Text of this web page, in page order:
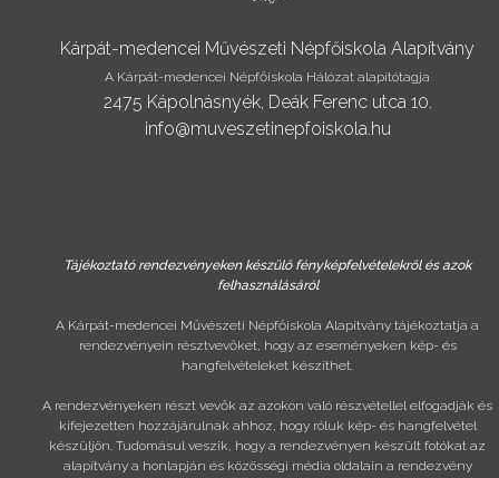
Kárpát-medencei Művészeti Népfőiskola Alapítvány
A Kárpát-medencei Népfőiskola Hálózat alapítótagja
2475 Kápolnásnyék, Deák Ferenc utca 10.
info@muveszetinepfoiskola.hu
Tájékoztató rendezvényeken készülő fényképfelvételekről és azok
felhasználásáról
A Kárpát-medencei Művészeti Népfőiskola Alapítvány tájékoztatja a
rendezvényein résztvevőket, hogy az eseményeken kép- és
hangfelvételeket készíthet.
A rendezvényeken részt vevők az azokon való részvétellel elfogadják és
kifejezetten hozzájárulnak ahhoz, hogy róluk kép- és hangfelvétel
készüljön. Tudomásul veszik, hogy a rendezvényen készült fotókat az
alapítvány a honlapján és közösségi média oldalain a rendezvény